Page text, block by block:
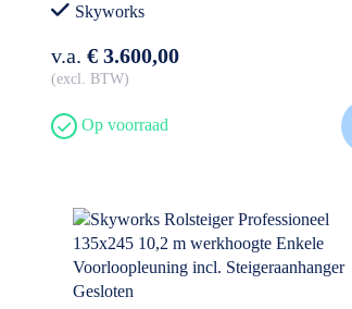
Skyworks
v.a. € 3.600,00
excl. BTW
Op voorraad